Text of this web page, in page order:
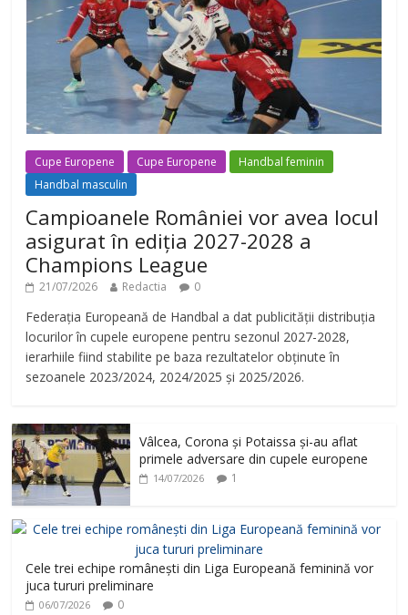
Cupe Europene Cupe Europene
Handbal feminin
Handbal masculin
Campioanele României vor avea locul
asigurat în ediția 2027-2028 a
Champions League
21/07/2026 Redactia 0
Federația Europeană de Handbal a dat publicității distribuția
locurilor în cupele europene pentru sezonul 2027-2028,
ierarhiile fiind stabilite pe baza rezultatelor obținute în
sezoanele 2023/2024, 2024/2025 și 2025/2026.
Vâlcea, Corona și Potaissa și-au aflat
primele adversare din cupele europene
14/07/2026 1
Cele trei echipe românești din Liga Europeană feminină vor
juca tururi preliminare
06/07/2026 0